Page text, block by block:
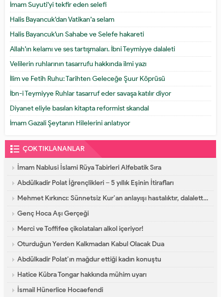
İmam Suyuti’yi tekfir eden selefi
Halis Bayancuk’dan Vatikan’a selam
Halis Bayancuk’un Sahabe ve Selefe hakareti
Allah’ın kelamı ve ses tartışmaları. İbni Teymiyye dalaleti
Velilerin ruhlarının tasarrufu hakkında ilmi yazı
İlim ve Fetih Ruhu: Tarihten Geleceğe Şuur Köprüsü
İbn-i Teymiyye Ruhlar tasarruf eder savaşa katılır diyor
Diyanet eliyle basılan kitapta reformist skandal
İmam Gazali Şeytanın Hilelerini anlatıyor
ÇOK TIKLANANLAR
İmam Nablusi İslami Rüya Tabirleri Alfebatik Sıra
Abdülkadir Polat İğrençlikleri – 5 yıllık Eşinin İtirafları
Mehmet Kırkıncı: Sünnetsiz Kur’an anlayışı hastalıktır, dalalettir!
Genç Hoca Aşı Gerçeği
Merci ve Toffifee çikolataları alkol içeriyor!
Oturduğun Yerden Kalkmadan Kabul Olacak Dua
Abdülkadir Polat’ın mağdur ettiği kadın konuştu
Hatice Kübra Tongar hakkında mühim uyarı
İsmail Hünerlice Hocaefendi